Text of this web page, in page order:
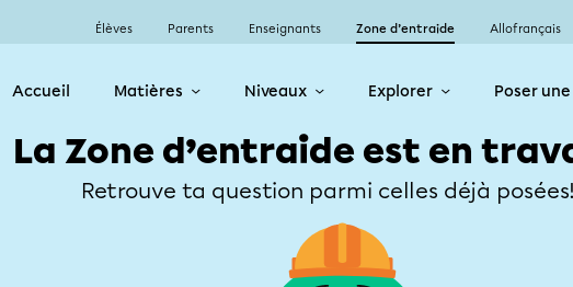
Élèves Parents Enseignants Zone d’entraide Allofrançais
Accueil Matières Niveaux Explorer Poser
La Zone d’entraide est en
Retrouve ta question parmi celles déjà posées!